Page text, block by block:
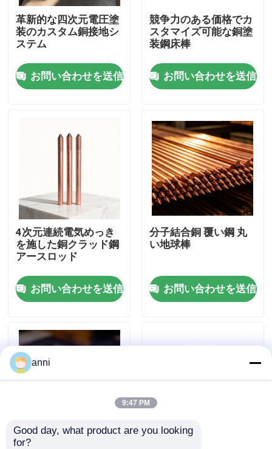
企業情報
会社案内
品質管理
お問い合わせ
ニュース
見積依頼
革新的な四次元電圧塗
装のカスタム銅接地シ
ステム
お問い合わせを送信
競争力のある価格でカ
スタマイズ可能な銅塗
装鋼床棒
お問い合わせを送信
4次元連続電気めっき
を施した銅クラッド鋼
アースロッド
お問い合わせを送信
分子結合銅 覆い鋼 丸
い地球棒
お問い合わせを送信
高張力銅覆い鋼筋接地
anni
9:47 PM
Good day, what product are you looking
for?